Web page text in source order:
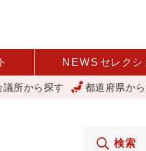
NEWS セレクシ
視点を変えて壁を越える女性経
議所から探す 都道府県か
検索